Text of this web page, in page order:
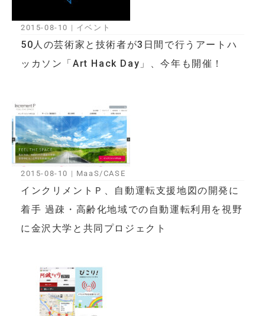
50人の芸術家と技術者が3日間で行うアートハ
ッカソン「Art Hack Day」、今年も開催！
2015-08-10 | イベント
インクリメントＰ、自動運転支援地図の開発に
着手 過疎・高齢化地域での自動運転利用を視野
に金沢大学と共同プロジェクト
2015-08-10 | MaaS/CASE